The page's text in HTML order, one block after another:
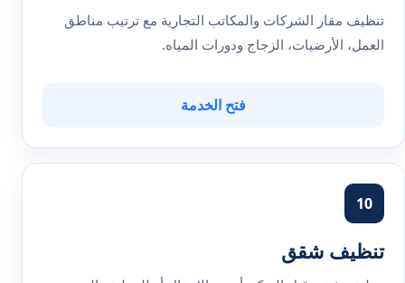
تنظيف مقار الشركات والمكاتب التجارية مع ترتيب مناطق
العمل، الأرضيات، الزجاج ودورات المياه.
فتح الخدمة
10
تنظيف شقق